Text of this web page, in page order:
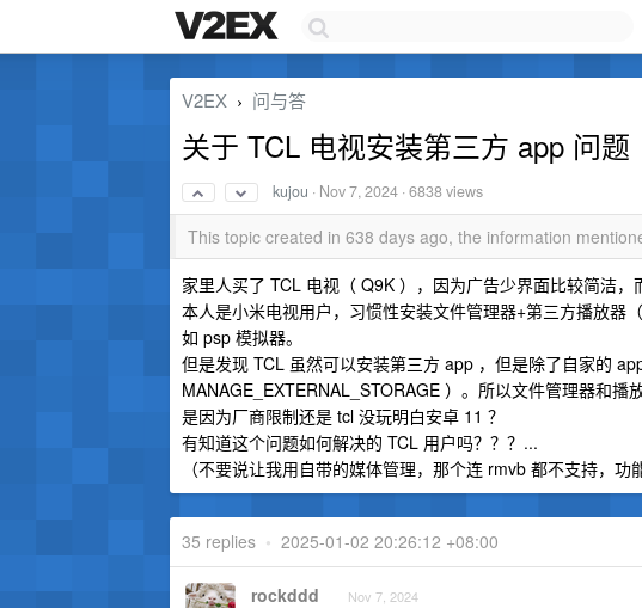
V2EX › 问与答
关于 TCL 电视安装第三方 app 问题
kujou · Nov 7, 2024 · 6838 views
This topic created in 638 days ago, the information
家里人买了 TCL 电视（ Q9K ），因为广告少界面比较简洁，
本人是小米电视用户，习惯性安装文件管理器+第三方播放
如 psp 模拟器。
但是发现 TCL 虽然可以安装第三方 app ，但是除了自家的
MANAGE_EXTERNAL_STORAGE ）。所以文件管理器和播
是因为厂商限制还是 tcl 没玩明白安卓 11 ？
有知道这个问题如何解决的 TCL 用户吗？？？...
（不要说让我用自带的媒体管理，那个连 rmvb 都不支持，
35 replies • 2025-01-02 20:26:12 +08:00
rockddd Nov 7, 2024